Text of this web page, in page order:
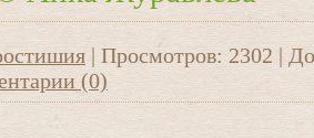
| Просмотров: 2302 |
(0)